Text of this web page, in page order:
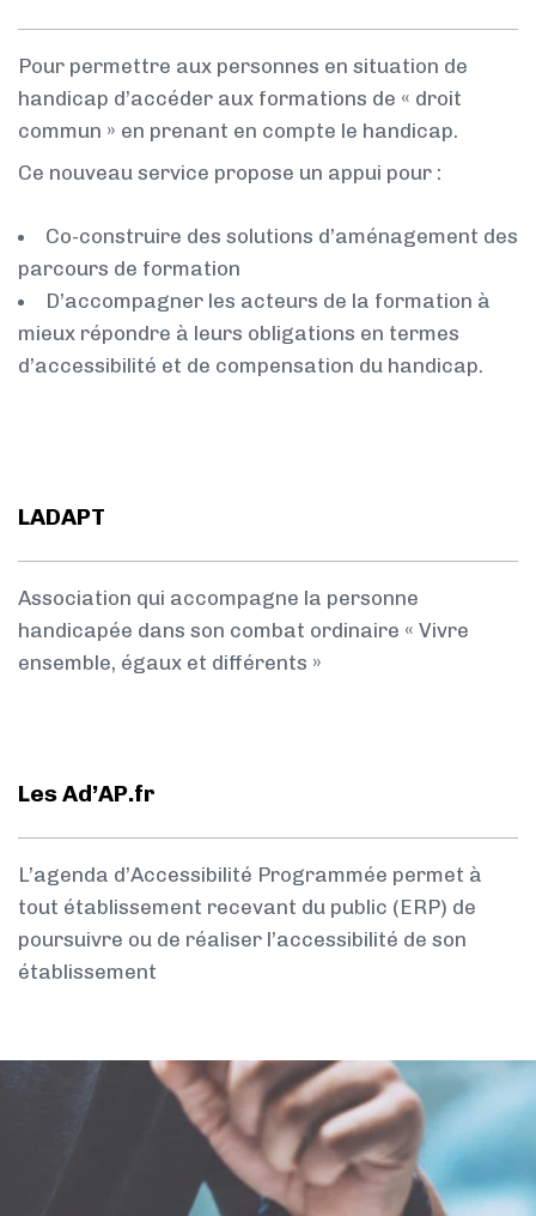
Pour permettre aux personnes en situation de
handicap d’accéder aux formations de « droit
commun » en prenant en compte le handicap.
Ce nouveau service propose un appui pour :
Co-construire des solutions d’aménagement des
parcours de formation
D’accompagner les acteurs de la formation à
mieux répondre à leurs obligations en termes
d’accessibilité et de compensation du handicap.
LADAPT
Association qui accompagne la personne
handicapée dans son combat ordinaire « Vivre
ensemble, égaux et différents »
Les Ad’AP.fr
L’agenda d’Accessibilité Programmée permet à
tout établissement recevant du public (ERP) de
poursuivre ou de réaliser l’accessibilité de son
établissement